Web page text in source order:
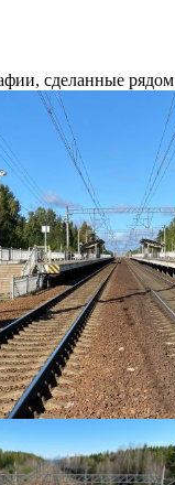
сделанные рядом